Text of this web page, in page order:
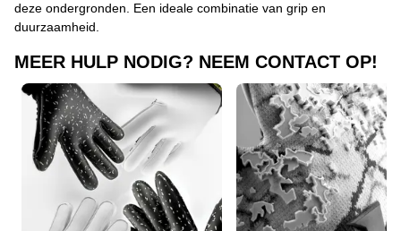
deze ondergronden. Een ideale combinatie van grip en
duurzaamheid.
MEER HULP NODIG? NEEM CONTACT OP!